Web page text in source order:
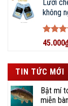
chia
Lưỡi
không
Được
5
45.000
TIN TỨC MỚI
Bật mí
miễn